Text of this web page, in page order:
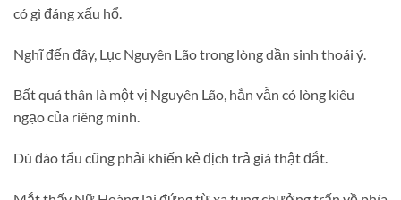
có gì đáng xấu hổ.
Nghĩ đến đây, Lục Nguyên Lão trong lòng dần sinh thoái ý.
Bất quá thân là một vị Nguyên Lão, hắn vẫn có lòng kiêu
ngạo của riêng mình.
Dù đào tẩu cũng phải khiến kẻ địch trả giá thật đắt.